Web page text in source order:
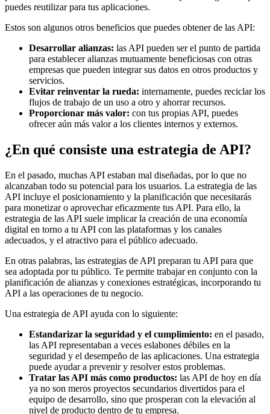
puedes reutilizar para tus aplicaciones.
Estos son algunos otros beneficios que puedes obtener de las API:
Desarrollar alianzas: las API pueden ser el punto de partida
para establecer alianzas mutuamente beneficiosas con otras
empresas que pueden integrar sus datos en otros productos y
servicios.
Evitar reinventar la rueda: internamente, puedes reciclar los
flujos de trabajo de un uso a otro y ahorrar recursos.
Proporcionar más valor: con tus propias API, puedes
ofrecer aún más valor a los clientes internos y externos.
¿En qué consiste una estrategia de API?
En el pasado, muchas API estaban mal diseñadas, por lo que no
alcanzaban todo su potencial para los usuarios. La estrategia de las
API incluye el posicionamiento y la planificación que necesitarás
para monetizar o aprovechar eficazmente tus API. Para ello, la
estrategia de las API suele implicar la creación de una economía
digital en torno a tu API con las plataformas y los canales
adecuados, y el atractivo para el público adecuado.
En otras palabras, las estrategias de API preparan tu API para que
sea adoptada por tu público. Te permite trabajar en conjunto con la
planificación de alianzas y conexiones estratégicas, incorporando tu
API a las operaciones de tu negocio.
Una estrategia de API ayuda con lo siguiente:
Estandarizar la seguridad y el cumplimiento: en el pasado,
las API representaban a veces eslabones débiles en la
seguridad y el desempeño de las aplicaciones. Una estrategia
puede ayudar a prevenir y resolver estos problemas.
Tratar las API más como productos: las API de hoy en día
ya no son meros proyectos secundarios divertidos para el
equipo de desarrollo, sino que prosperan con la elevación al
nivel de producto dentro de tu empresa.